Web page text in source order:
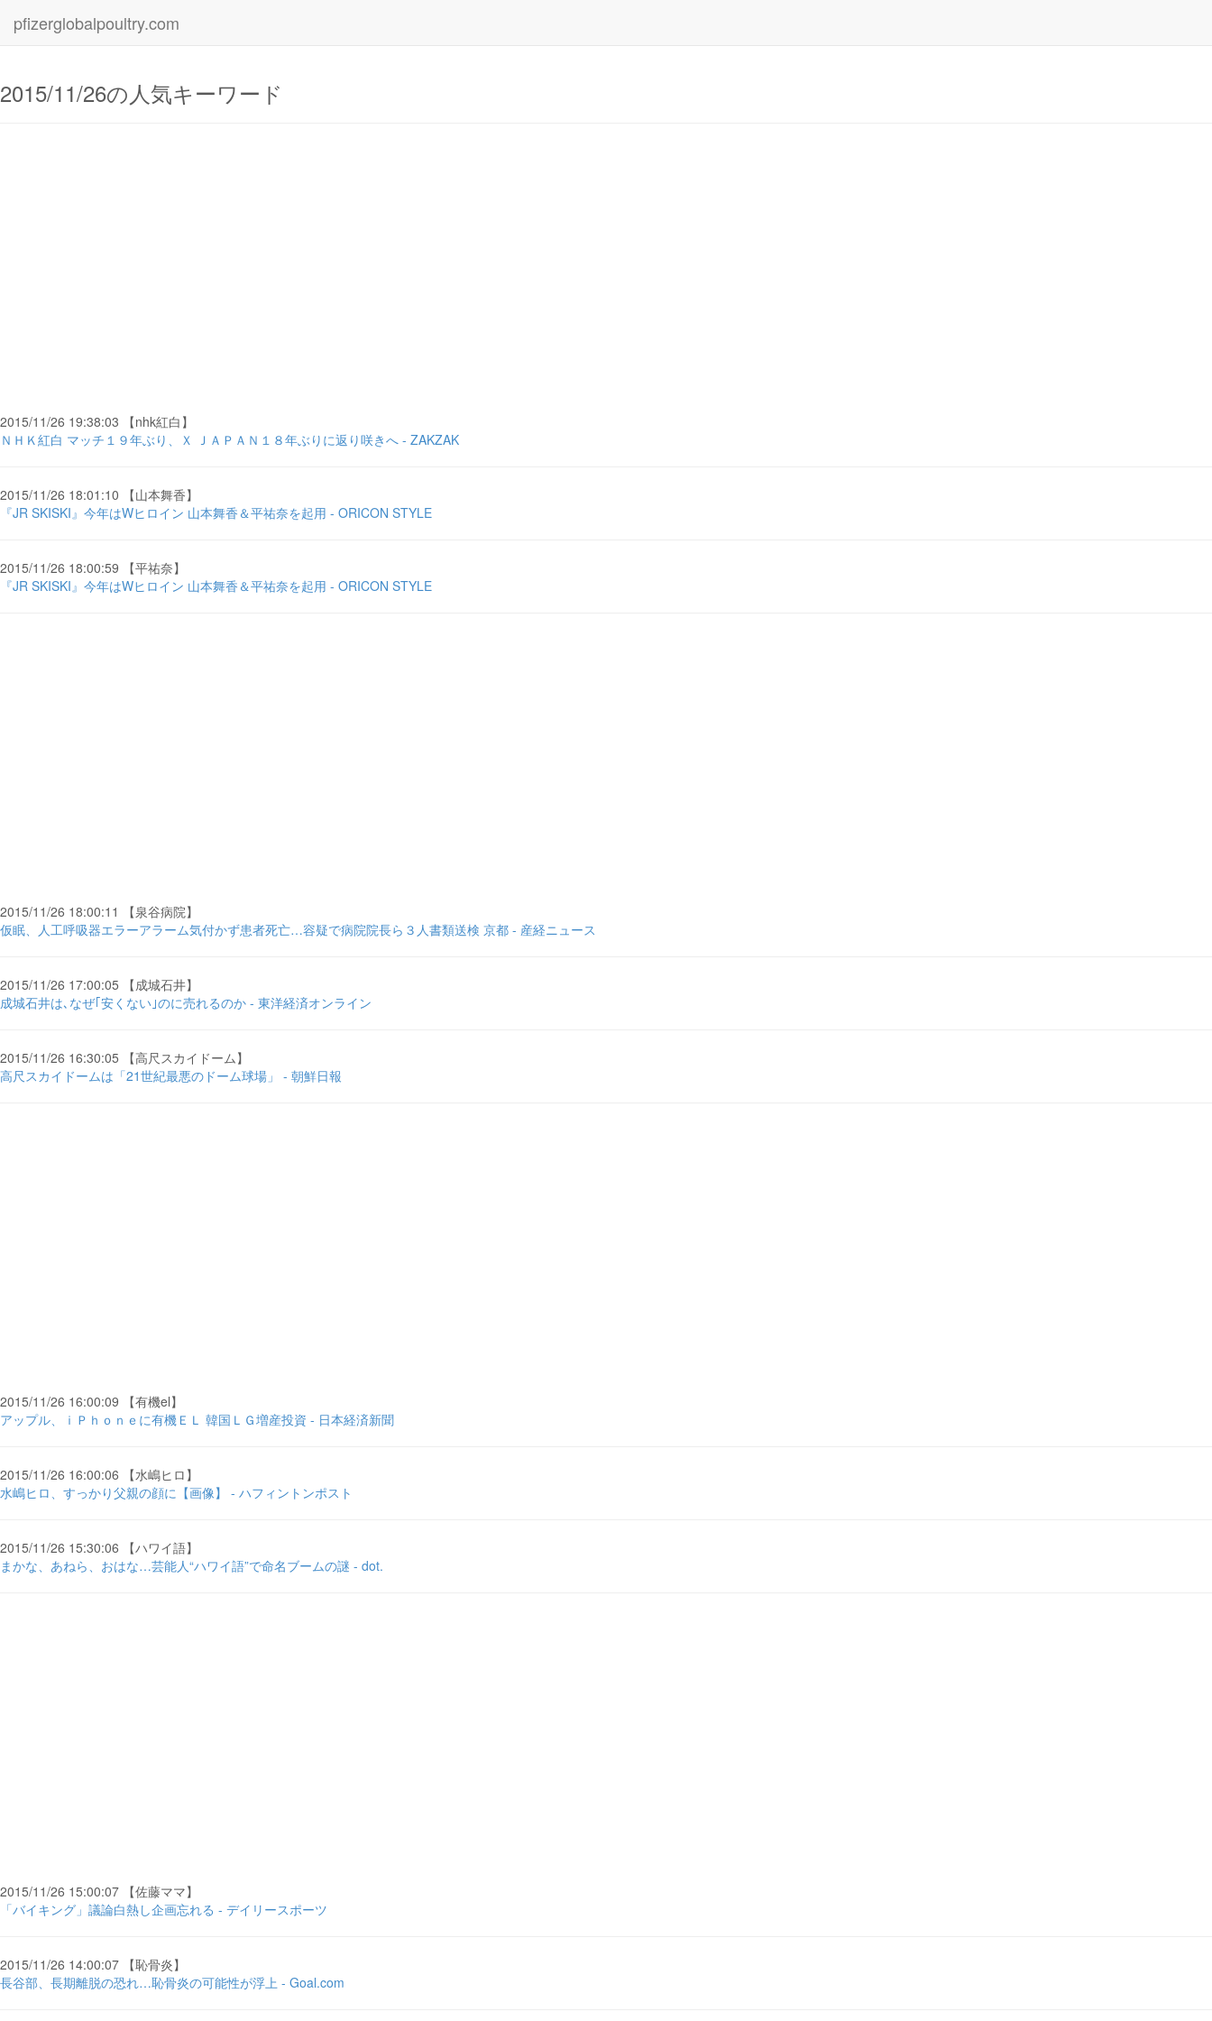
pfizerglobalpoultry.com
2015/11/26の人気キーワード
2015/11/26 19:38:03 【nhk紅白】
ＮＨＫ紅白 マッチ１９年ぶり、Ｘ ＪＡＰＡＮ１８年ぶりに返り咲きへ - ZAKZAK
2015/11/26 18:01:10 【山本舞香】
『JR SKISKI』今年はWヒロイン 山本舞香＆平祐奈を起用 - ORICON STYLE
2015/11/26 18:00:59 【平祐奈】
『JR SKISKI』今年はWヒロイン 山本舞香＆平祐奈を起用 - ORICON STYLE
2015/11/26 18:00:11 【泉谷病院】
仮眠、人工呼吸器エラーアラーム気付かず患者死亡…容疑で病院院長ら３人書類送検 京都 - 産経ニュース
2015/11/26 17:00:05 【成城石井】
成城石井は､なぜ｢安くない｣のに売れるのか - 東洋経済オンライン
2015/11/26 16:30:05 【高尺スカイドーム】
高尺スカイドームは「21世紀最悪のドーム球場」 - 朝鮮日報
2015/11/26 16:00:09 【有機el】
アップル、ｉＰｈｏｎｅに有機ＥＬ 韓国ＬＧ増産投資 - 日本経済新聞
2015/11/26 16:00:06 【水嶋ヒロ】
水嶋ヒロ、すっかり父親の顔に【画像】 - ハフィントンポスト
2015/11/26 15:30:06 【ハワイ語】
まかな、あねら、おはな…芸能人“ハワイ語”で命名ブームの謎 - dot.
2015/11/26 15:00:07 【佐藤ママ】
「バイキング」議論白熱し企画忘れる - デイリースポーツ
2015/11/26 14:00:07 【恥骨炎】
長谷部、長期離脱の恐れ…恥骨炎の可能性が浮上 - Goal.com